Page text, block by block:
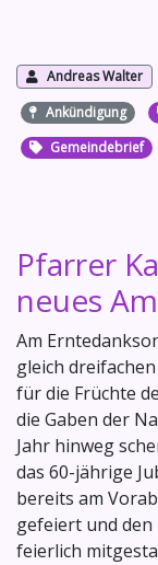
Andreas Walter
Ankündigung
Gemeindebrief
Pfarrer
neues
Am
gleich
für die Früchte
die Gaben der
Jahr hinweg
das 60-jährige
bereits am
gefeiert und
feierlich